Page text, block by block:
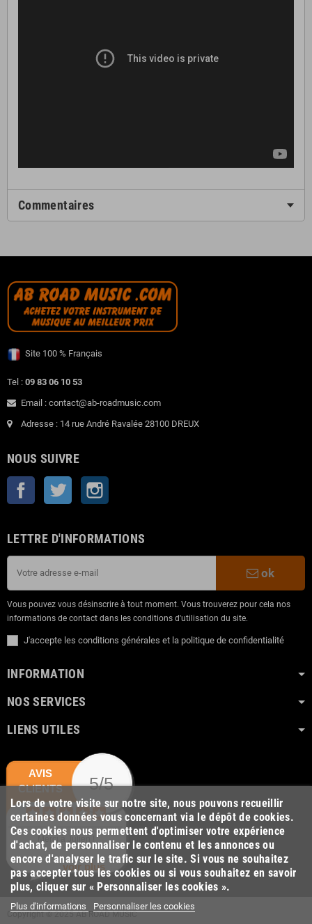
Commentaires
Site 100 % Français
Tel : 09 83 06 10 53
Email : contact@ab-roadmusic.com
Adresse : 14 rue André Ravalée 28100 DREUX
NOUS SUIVRE
Facebook Twitter
LETTRE D'INFORMATIONS
ok
Vous pouvez vous désinscrire à tout moment. Vous trouverez pour cela nos
informations de contact dans les conditions d'utilisation du site.
J'accepte les conditions générales et la politique de confidentialité
INFORMATION
NOS SERVICES
LIENS UTILES
Lors de votre visite sur notre site, nous pouvons recueillir
certaines données vous concernant via le dépôt de cookies.
Ces cookies nous permettent d'optimiser votre expérience
d'achat, de personnaliser le contenu et les annonces ou
encore d'analyser le trafic sur le site. Si vous ne souhaitez
pas accepter tous les cookies ou si vous souhaitez en savoir
plus, cliquer sur « Personnaliser les cookies ».
Plus d'informations Personnaliser les cookies
AVIS
CLIENTS
5/5
Merci à Julien !
voir plus
Copyright © 2025 AB ROAD MUSIC